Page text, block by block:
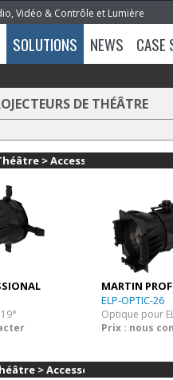
Vidéo & Contrôle et Lumière
SOLUTIONS NEWS CASE
DE THÉÂTRE
> Accessoires
MARTIN
ELP-OPTIC-26
Optique pour
Prix : nous
> Accessoires